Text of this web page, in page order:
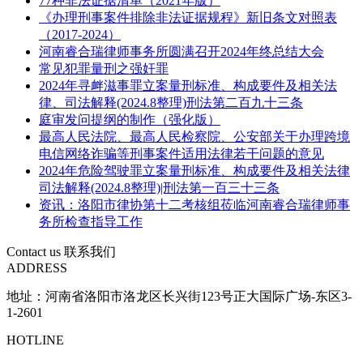
《办理刑事案件排除非法证据规程》新旧条文对照表
（2017-2024）
河南睿合瑞律师事务所圆满召开2024年终总结大会
常见犯罪量刑之强奸罪
2024年寻衅滋事罪立案量刑标准、构成要件及相关法
律、司法解释(2024.8整理)刑法第二百九十三条
庭审发问提纲的制作（强化版）
最高人民法院、最高人民检察院、公安部关于办理跨境
电信网络诈骗等刑事案件适用法律若干问题的意见
2024年危险驾驶罪立案量刑标准、构成要件及相关法律
司法解释(2024.8整理)|刑法第一百三十三条
资讯：洛阳市律协第十二考核组莅临河南睿合瑞律师事
务所检查指导工作
Contact us 联系我们
ADDRESS
地址：河南省洛阳市洛龙区长兴街123号正大国际广场-东区3-
1-2601
HOTLINE